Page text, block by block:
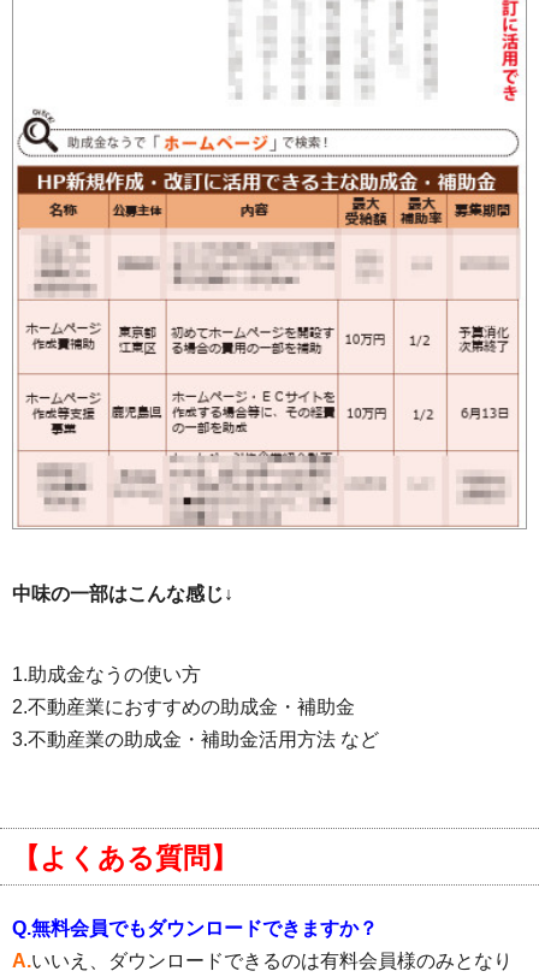
中味の一部はこんな感じ↓
1.助成金なうの使い方
2.不動産業におすすめの助成金・補助金
3.不動産業の助成金・補助金活用方法 など
【よくある質問】
Q.無料会員でもダウンロードできますか？
A.いいえ、ダウンロードできるのは有料会員様のみとなり